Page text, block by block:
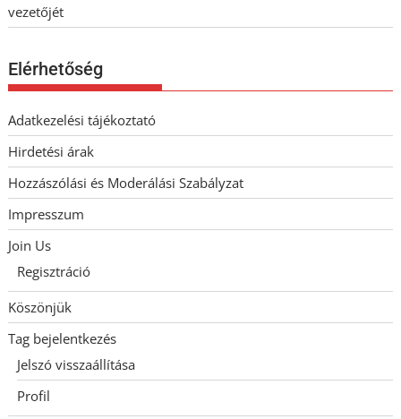
vezetőjét
Elérhetőség
Adatkezelési tájékoztató
Hirdetési árak
Hozzászólási és Moderálási Szabályzat
Impresszum
Join Us
Regisztráció
Köszönjük
Tag bejelentkezés
Jelszó visszaállítása
Profil